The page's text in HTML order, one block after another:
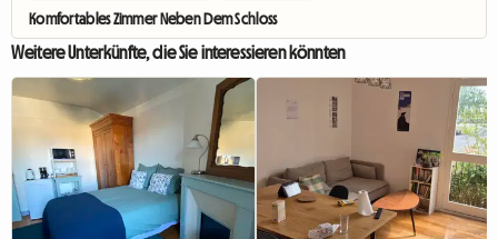
Komfortables Zimmer Neben Dem Schloss
Weitere Unterkünfte, die Sie interessieren könnten